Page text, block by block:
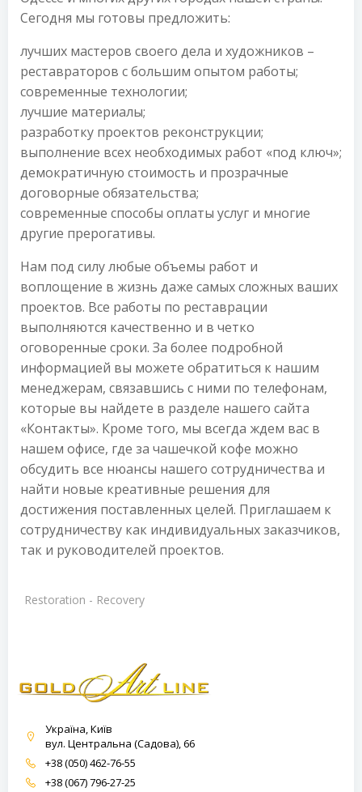
Сегодня мы готовы предложить:
лучших мастеров своего дела и художников –
реставраторов с большим опытом работы;
современные технологии;
лучшие материалы;
разработку проектов реконструкции;
выполнение всех необходимых работ «под ключ»;
демократичную стоимость и прозрачные
договорные обязательства;
современные способы оплаты услуг и многие
другие прерогативы.
Нам под силу любые объемы работ и
воплощение в жизнь даже самых сложных ваших
проектов. Все работы по реставрации
выполняются качественно и в четко
оговоренные сроки. За более подробной
информацией вы можете обратиться к нашим
менеджерам, связавшись с ними по телефонам,
которые вы найдете в разделе нашего сайта
«Контакты». Кроме того, мы всегда ждем вас в
нашем офисе, где за чашечкой кофе можно
обсудить все нюансы нашего сотрудничества и
найти новые креативные решения для
достижения поставленных целей. Приглашаем к
сотрудничеству как индивидуальных заказчиков,
так и руководителей проектов.
Restoration - Recovery
Україна, Київ
вул. Центральна (Садова), 66
+38 (050) 462-76-55
+38 (067) 796-27-25